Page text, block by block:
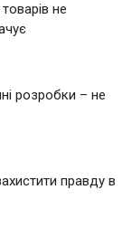
не
розробки – не
правду в